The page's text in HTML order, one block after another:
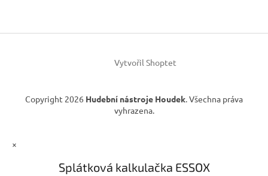
í
Vytvořil Shoptet
Copyright 2026 Hudební nástroje Houdek. Všechna práva
vyhrazena.
×
Splátková kalkulačka ESSOX